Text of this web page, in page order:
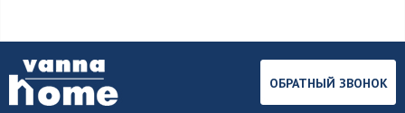
ОБРАТНЫЙ ЗВОНОК